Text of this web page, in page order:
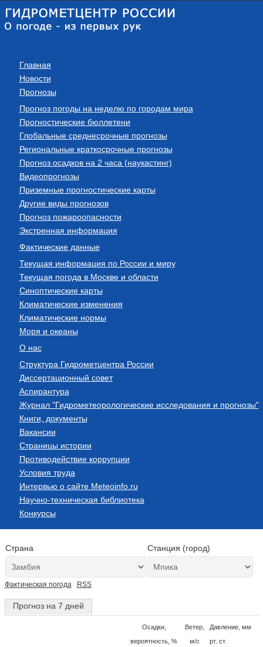
Главная
Новости
Прогнозы
Прогноз погоды на неделю по городам мира
Прогностические бюллетени
Глобальные среднесрочные прогнозы
Региональные краткосрочные прогнозы
Прогноз осадков на 2 часа (наукастинг)
Видеопрогнозы
Приземные прогностические карты
Другие виды прогнозов
Прогноз пожароопасности
Экстренная информация
Фактические данные
Текущая информация по России и миру
Текущая погода в Москве и области
Синоптические карты
Климатические изменения
Климатические нормы
Моря и океаны
О нас
Структура Гидрометцентра России
Диссертационный совет
Аспирантура
Журнал "Гидрометеорологические исследования и прогнозы"
Книги, документы
Вакансии
Страницы истории
Противодействие коррупции
Условия труда
Интервью о сайте Meteoinfo.ru
Научно-техническая библиотека
Конкурсы
Страна Станция (город)
Фактическая погода RSS
Прогноз на 7 дней
Осадки,
вероятность, %
Ветер,
м/с
Давление, мм
рт. ст.